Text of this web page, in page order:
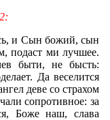
и Сын божий, сын
подаст ми лучшее.
быти, не бысть:
Да веселится
деве со страхом
сопротивное: за
Боже наш, слава